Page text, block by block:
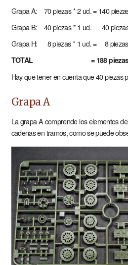
Grapa A: 70 piezas * 2 ud. = 140
Grapa B: 40 piezas * 1 ud. = 40
Grapa H: 8 piezas * 1 ud. = 8 piezas
TOTAL = 188
Hay que tener en cuenta que 40 piezas
Grapa A
La grapa A comprende los elementos
cadenas en tramos, como se puede